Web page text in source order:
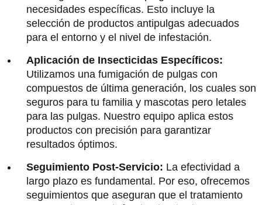
necesidades específicas. Esto incluye la
selección de productos antipulgas adecuados
para el entorno y el nivel de infestación.
Aplicación de Insecticidas Específicos:
Utilizamos una fumigación de pulgas con
compuestos de última generación, los cuales son
seguros para tu familia y mascotas pero letales
para las pulgas. Nuestro equipo aplica estos
productos con precisión para garantizar
resultados óptimos.
Seguimiento Post-Servicio: La efectividad a
largo plazo es fundamental. Por eso, ofrecemos
seguimientos que aseguran que el tratamiento